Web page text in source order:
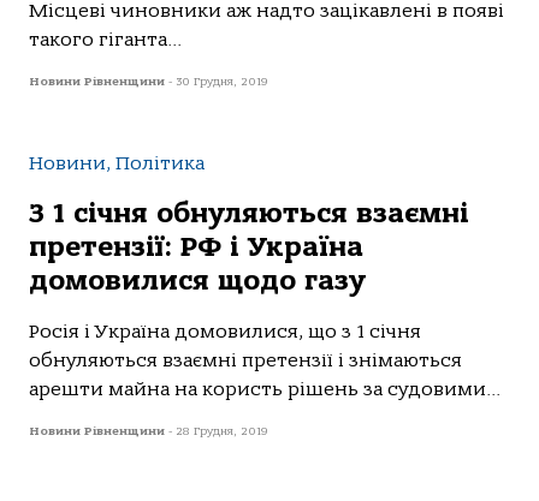
Місцеві чиновники аж надто зацікавлені в появі
такого гіганта...
Новини Рівненщини - 30 Грудня, 2019
Новини, Політика
З 1 січня обнуляються взаємні
претензії: РФ і Україна
домовилися щодо газу
Росія і Україна домовилися, що з 1 січня
обнуляються взаємні претензії і знімаються
арешти майна на користь рішень за судовими...
Новини Рівненщини - 28 Грудня, 2019